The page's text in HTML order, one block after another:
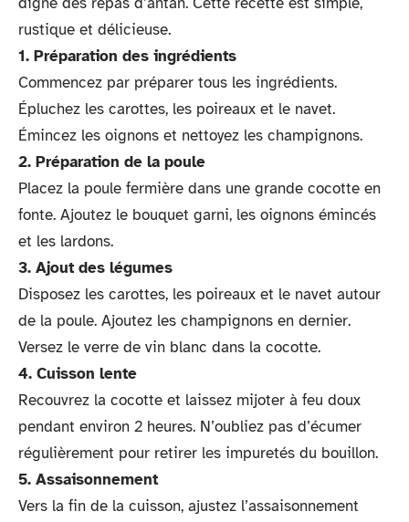
rustique et délicieuse.
1. Préparation des ingrédients
Commencez par préparer tous les ingrédients.
Épluchez les carottes, les poireaux et le navet.
Émincez les oignons et nettoyez les champignons.
2. Préparation de la poule
Placez la poule fermière dans une grande cocotte en
fonte. Ajoutez le bouquet garni, les oignons émincés
et les lardons.
3. Ajout des légumes
Disposez les carottes, les poireaux et le navet autour
de la poule. Ajoutez les champignons en dernier.
Versez le verre de vin blanc dans la cocotte.
4. Cuisson lente
Recouvrez la cocotte et laissez mijoter à feu doux
pendant environ 2 heures. N’oubliez pas d’écumer
régulièrement pour retirer les impuretés du bouillon.
5. Assaisonnement
Vers la fin de la cuisson, ajustez l’assaisonnement